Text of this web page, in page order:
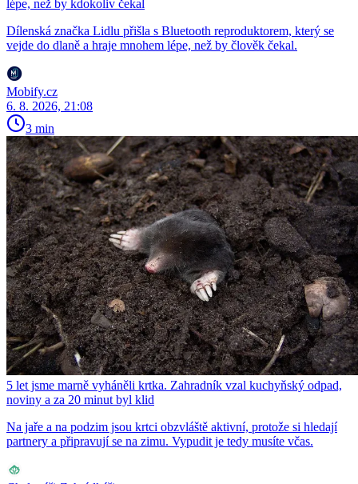
lépe, než by kdokoliv čekal
Dílenská značka Lidlu přišla s Bluetooth reproduktorem, který se
vejde do dlaně a hraje mnohem lépe, než by člověk čekal.
Mobify.cz
6. 8. 2026, 21:08
3 min
5 let jsme marně vyháněli krtka. Zahradník vzal kuchyňský odpad,
noviny a za 20 minut byl klid
Na jaře a na podzim jsou krtci obzvláště aktivní, protože si hledají
partnery a připravují se na zimu. Vypudit je tedy musíte včas.